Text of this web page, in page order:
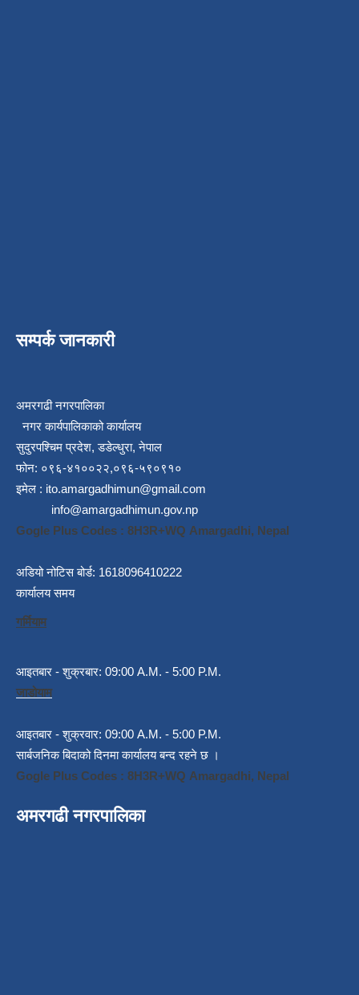
सम्पर्क जानकारी
अमरगढी नगरपालिका
नगर कार्यपालिकाको कार्यालय
सुदुरपश्चिम प्रदेश, डडेल्धुरा, नेपाल
फोन: ०९६-४१००२२,०९६-५९०९१०
इमेल : ito.amargadhimun@gmail.com
info@amargadhimun.gov.np
Gogle Plus Codes : 8H3R+WQ Amargadhi, Nepal
अडियो नोटिस बोर्ड: 1618096410222
कार्यालय समय
गर्मियाम
आइतबार - शुक्रबार: 09:00 A.M. - 5:00 P.M.
जाडोयाम
आइतबार - शुक्रवार: 09:00 A.M. - 5:00 P.M.
सार्बजनिक बिदाको दिनमा कार्यालय बन्द रहने छ ।
Gogle Plus Codes : 8H3R+WQ Amargadhi, Nepal
अमरगढी नगरपालिका